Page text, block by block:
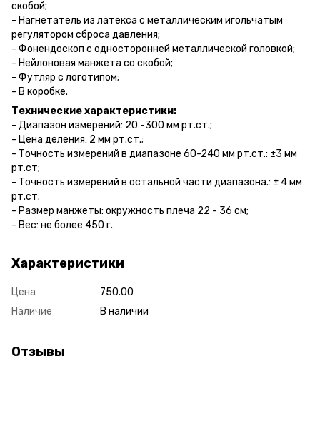
скобой;
- Нагнетатель из латекса с металлическим игольчатым
регулятором сброса давления;
- Фонендоскоп с односторонней металлической головкой;
- Нейлоновая манжета со скобой;
- Футляр с логотипом;
- В коробке.
Технические характеристики:
- Диапазон измерений: 20 -300 мм рт.ст.;
- Цена деления: 2 мм рт.ст.;
- Точность измерений в диапазоне 60-240 мм рт.ст.: ±3 мм
рт.ст;
- Точность измерений в остальной части диапазона.: ± 4 мм
рт.ст;
- Размер манжеты: окружность плеча 22 - 36 см;
- Вес: не более 450 г.
Характеристики
Цена
750.00
Наличие
В наличии
Отзывы